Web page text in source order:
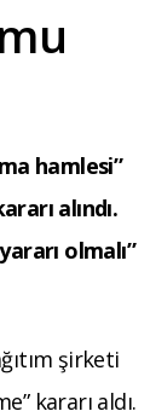
hamlesi”
alındı.
olmalı”
şirketi
kararı aldı.